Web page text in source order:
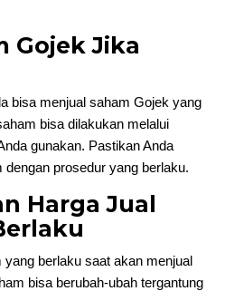
Gojek Jika
bisa menjual saham Gojek yang
bisa dilakukan melalui
gunakan. Pastikan Anda
prosedur yang berlaku.
Harga Jual
berlaku saat akan menjual
bisa berubah-ubah tergantung